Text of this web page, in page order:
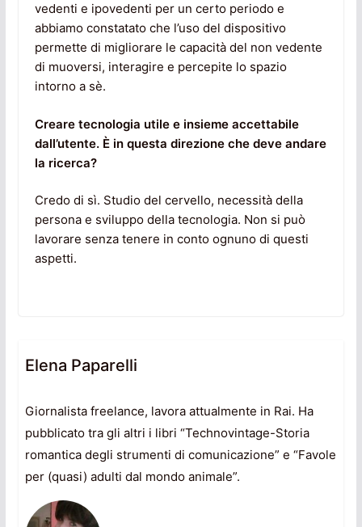
vedenti e ipovedenti per un certo periodo e
abbiamo constatato che l’uso del dispositivo
permette di migliorare le capacità del non vedente
di muoversi, interagire e percepite lo spazio
intorno a sè.
Creare tecnologia utile e insieme accettabile
dall’utente. È in questa direzione che deve andare
la ricerca?
Credo di sì. Studio del cervello, necessità della
persona e sviluppo della tecnologia. Non si può
lavorare senza tenere in conto ognuno di questi
aspetti.
Elena Paparelli
Giornalista freelance, lavora attualmente in Rai. Ha
pubblicato tra gli altri i libri “Technovintage-Storia
romantica degli strumenti di comunicazione” e “Favole
per (quasi) adulti dal mondo animale”.